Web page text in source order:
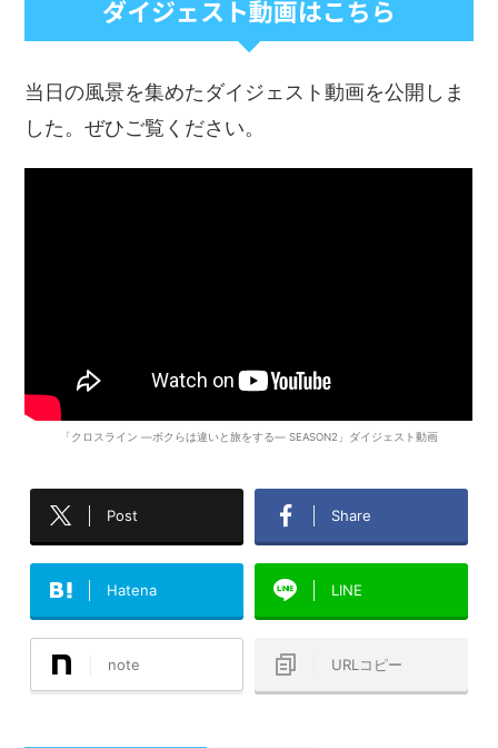
ダイジェスト動画はこちら
当日の風景を集めたダイジェスト動画を公開しま
した。ぜひご覧ください。
「クロスライン ―ボクらは違いと旅をする― SEASON2」ダイジェスト動画
Post Share
Hatena LINE
note URLコピー